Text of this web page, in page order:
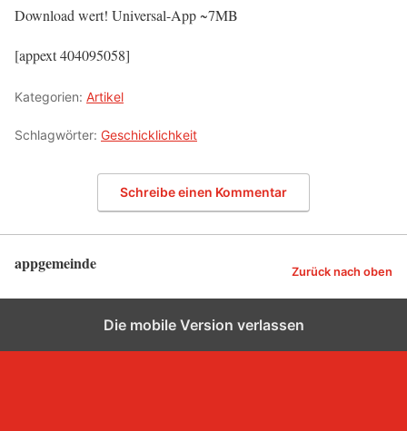
Download wert! Universal-App ~7MB
[appext 404095058]
Kategorien: Artikel
Schlagwörter: Geschicklichkeit
Schreibe einen Kommentar
appgemeinde Zurück nach oben
Die mobile Version verlassen